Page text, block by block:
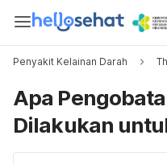
Penyakit Kelainan Darah
Apa
Dilakukan